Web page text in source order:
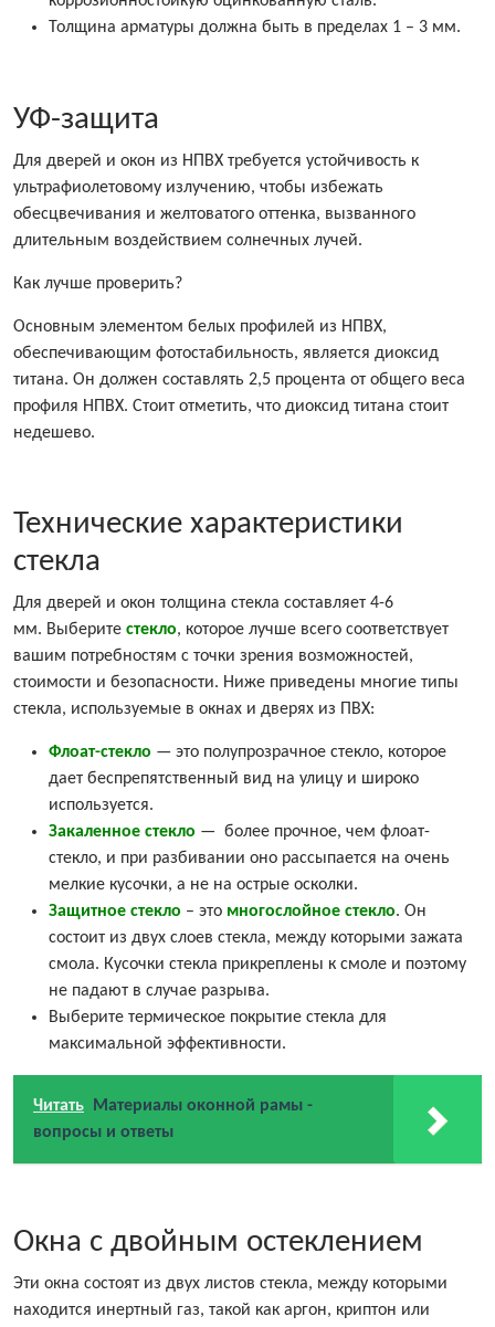
Толщина арматуры должна быть в пределах 1 – 3 мм.
УФ-защита
Для дверей и окон из НПВХ требуется устойчивость к
ультрафиолетовому излучению, чтобы избежать
обесцвечивания и желтоватого оттенка, вызванного
длительным воздействием солнечных лучей.
Как лучше проверить?
Основным элементом белых профилей из НПВХ,
обеспечивающим фотостабильность, является диоксид
титана. Он должен составлять 2,5 процента от общего веса
профиля НПВХ. Стоит отметить, что диоксид титана стоит
недешево.
Технические характеристики
стекла
Для дверей и окон толщина стекла составляет 4-6
мм. Выберите стекло, которое лучше всего соответствует
вашим потребностям с точки зрения возможностей,
стоимости и безопасности. Ниже приведены многие типы
стекла, используемые в окнах и дверях из ПВХ:
Флоат-стекло — это полупрозрачное стекло, которое
дает беспрепятственный вид на улицу и широко
используется.
Закаленное стекло — более прочное, чем флоат-
стекло, и при разбивании оно рассыпается на очень
мелкие кусочки, а не на острые осколки.
Защитное стекло – это многослойное стекло. Он
состоит из двух слоев стекла, между которыми зажата
смола. Кусочки стекла прикреплены к смоле и поэтому
не падают в случае разрыва.
Выберите термическое покрытие стекла для
максимальной эффективности.
Читать
Материалы оконной рамы -
вопросы и ответы
Окна с двойным остеклением
Эти окна состоят из двух листов стекла, между которыми
находится инертный газ, такой как аргон, криптон или